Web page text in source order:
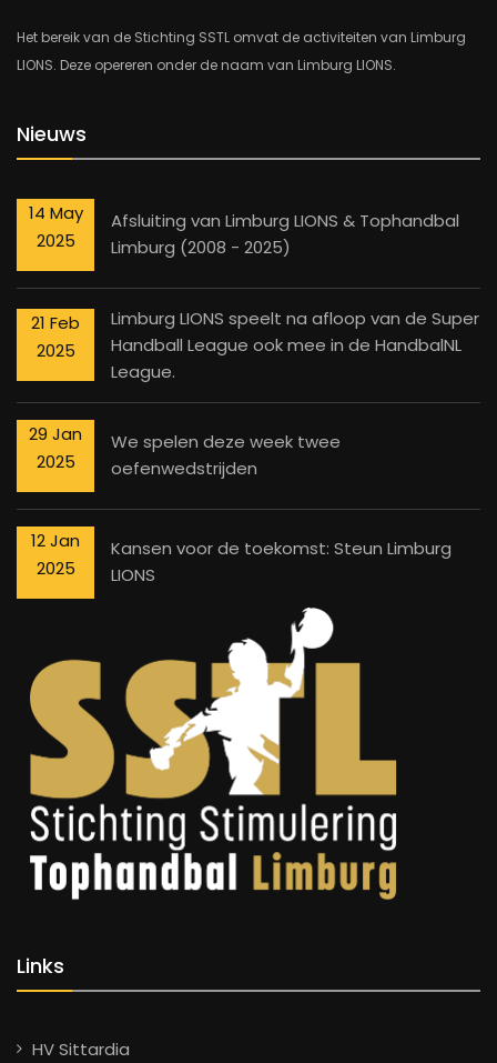
Het bereik van de Stichting SSTL omvat de activiteiten van Limburg
LIONS. Deze opereren onder de naam van Limburg LIONS.
Nieuws
14 May
2025
Afsluiting van Limburg LIONS & Tophandbal
Limburg (2008 - 2025)
21 Feb
2025
Limburg LIONS speelt na afloop van de Super
Handball League ook mee in de HandbalNL
League.
29 Jan
2025
We spelen deze week twee
oefenwedstrijden
12 Jan
2025
Kansen voor de toekomst: Steun Limburg
LIONS
Links
HV Sittardia